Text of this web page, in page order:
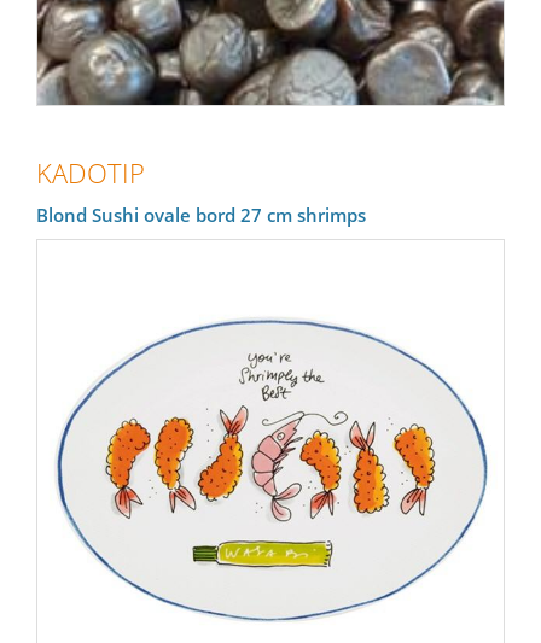
KADOTIP
Blond Sushi ovale bord 27 cm shrimps